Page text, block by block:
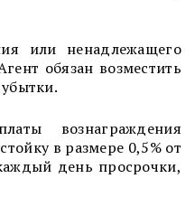
или ненадлежащего
обязан возместить
вознаграждения
в размере 0,5% от
день просрочки,